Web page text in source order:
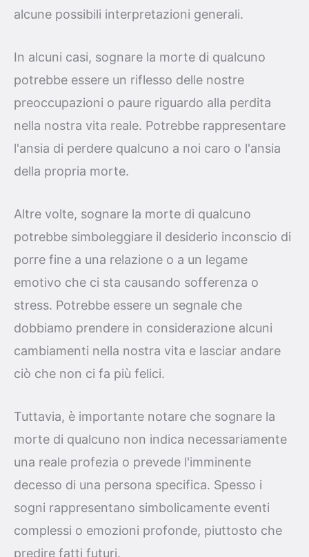
alcune possibili interpretazioni generali.
In alcuni casi, sognare la morte di qualcuno
potrebbe essere un riflesso delle nostre
preoccupazioni o paure riguardo alla perdita
nella nostra vita reale. Potrebbe rappresentare
l'ansia di perdere qualcuno a noi caro o l'ansia
della propria morte.
Altre volte, sognare la morte di qualcuno
potrebbe simboleggiare il desiderio inconscio di
porre fine a una relazione o a un legame
emotivo che ci sta causando sofferenza o
stress. Potrebbe essere un segnale che
dobbiamo prendere in considerazione alcuni
cambiamenti nella nostra vita e lasciar andare
ciò che non ci fa più felici.
Tuttavia, è importante notare che sognare la
morte di qualcuno non indica necessariamente
una reale profezia o prevede l'imminente
decesso di una persona specifica. Spesso i
sogni rappresentano simbolicamente eventi
complessi o emozioni profonde, piuttosto che
predire fatti futuri.